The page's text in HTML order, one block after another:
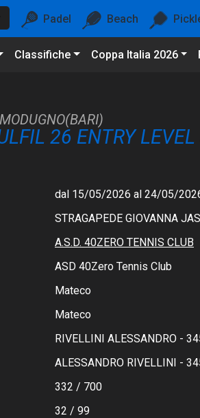
Padel Beach
Classifiche Coppa Italia 2026
26 ENTRY
dal 15/05/2026 al 24/05/
STRAGAPEDE GIOVANNA
A.S.D. 40ZERO TENNIS CLUB
ASD 40Zero Tennis Club
Mateco
Mateco
RIVELLINI ALESSANDRO -
ALESSANDRO RIVELLINI -
332 / 700
32 / 99